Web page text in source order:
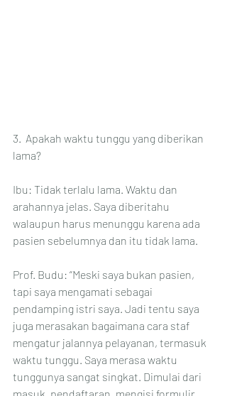
3.  Apakah waktu tunggu yang diberikan
lama?
Ibu: Tidak terlalu lama. Waktu dan
arahannya jelas. Saya diberitahu
walaupun harus menunggu karena ada
pasien sebelumnya dan itu tidak lama.
Prof. Budu: “Meski saya bukan pasien,
tapi saya mengamati sebagai
pendamping istri saya. Jadi tentu saya
juga merasakan bagaimana cara staf
mengatur jalannya pelayanan, termasuk
waktu tunggu. Saya merasa waktu
tunggunya sangat singkat. Dimulai dari
masuk, pendaftaran, mengisi formulir